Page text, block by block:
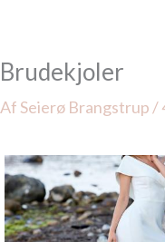
Brudekjoler
Af Seierø Brangstrup /